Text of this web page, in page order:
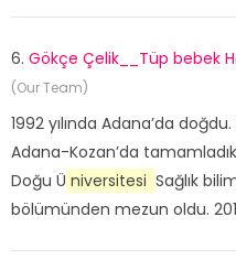
6. Gökçe Çelik__Tüp bebek
(Our Team)
1992 yılında Adana’da
Adana-Kozan’da
Doğu Ü niversitesi Sağlık
bölümünden mezun oldu.